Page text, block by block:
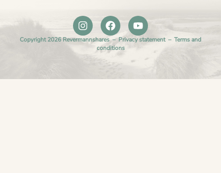
Copyright 2026 Revermannshares –Privacy statement– Terms and
conditions